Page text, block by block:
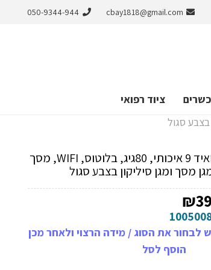
cbay1818@gmail.com
050-9344-944
ציוד רפואי
נגן mp4 mp3 אנדרואיד 9 איכותי, 80גיג, בלוטוס, WIFI, מסך
₪
הנוכחי
הוא:
₪399.00.
לבחור את הסוג / מידה הרצוי ולאחר מכן
הוסף לסל